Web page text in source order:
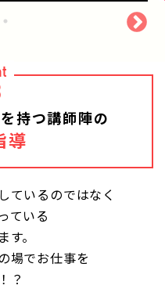
を持つ講師陣の
導
ているのではなく
ている
。
場でお仕事を
？